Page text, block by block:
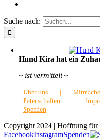
Suche nach:
Hund Kira hat ein
~ ist vermittelt ~
Über uns
Patenschaften
Spenden
Copyright 2024 | Hoffnung für
FacebookInstagramSpenden